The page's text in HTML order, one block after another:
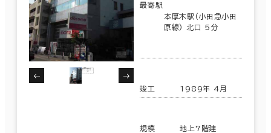
最寄駅
本厚木駅(小田急小田
原線) 北口 5分
竣工 1989年 4月
規模 地上7階建